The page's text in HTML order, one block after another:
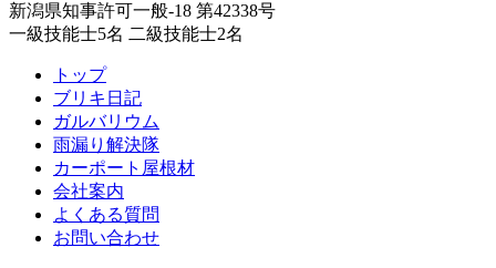
新潟県知事許可一般-18 第42338号
一級技能士5名 二級技能士2名
トップ
ブリキ日記
ガルバリウム
雨漏り解決隊
カーポート屋根材
会社案内
よくある質問
お問い合わせ